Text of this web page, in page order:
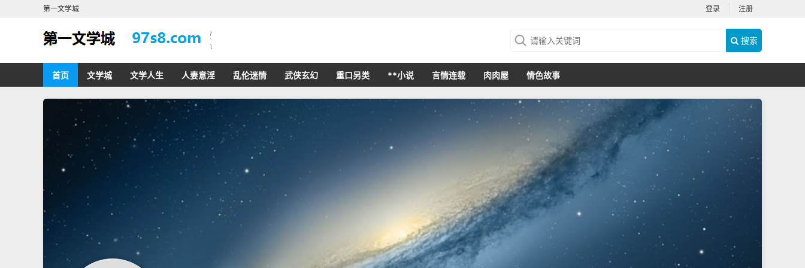
第一文学城 登录 注册
搜索
首页 文学城 文学人生 人妻意淫 乱伦迷情 武侠玄幻 重口另类 **小说 言情连载 肉肉屋 情色故事